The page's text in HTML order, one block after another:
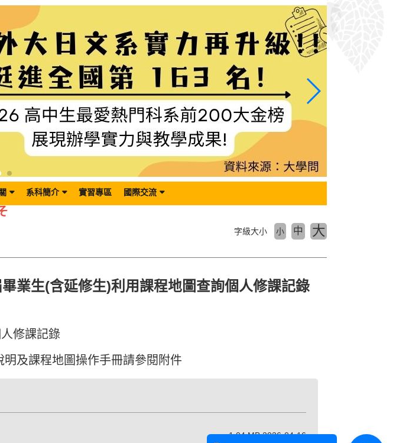
系科簡介 實習專區 國際交流
字級大小 小 中 大
業生(含延修生)利用課程地圖查詢個人修課記錄
修課記錄
及課程地圖操作手冊請參閱附件
1.04 MB 2026-04-16